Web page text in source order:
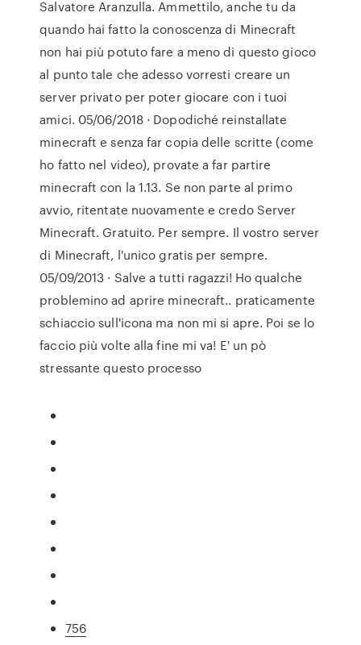
Salvatore Aranzulla. Ammettilo, anche tu da
quando hai fatto la conoscenza di Minecraft
non hai più potuto fare a meno di questo gioco
al punto tale che adesso vorresti creare un
server privato per poter giocare con i tuoi
amici. 05/06/2018 · Dopodiché reinstallate
minecraft e senza far copia delle scritte (come
ho fatto nel video), provate a far partire
minecraft con la 1.13. Se non parte al primo
avvio, ritentate nuovamente e credo Server
Minecraft. Gratuito. Per sempre. Il vostro server
di Minecraft, l'unico gratis per sempre.
05/09/2013 · Salve a tutti ragazzi! Ho qualche
problemino ad aprire minecraft.. praticamente
schiaccio sull'icona ma non mi si apre. Poi se lo
faccio più volte alla fine mi va! E' un pò
stressante questo processo
756